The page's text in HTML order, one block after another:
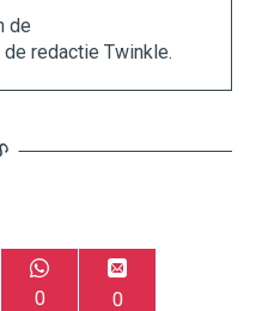
de
redactie Twinkle.
0 0